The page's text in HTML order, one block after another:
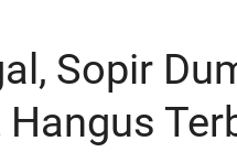
Sopir